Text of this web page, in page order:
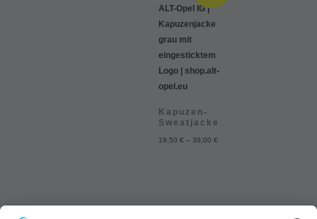
Kapuzen-
Sweatjacke
19,50 € – 39,00 €